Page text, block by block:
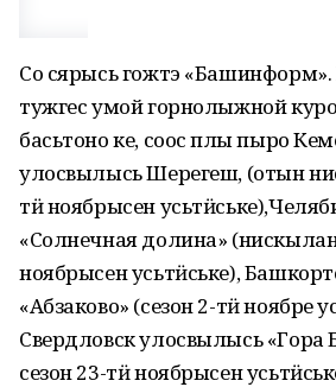
Со сярысь гожтэ «Башинформ».
тужгес умой горнолыжной
басьтоно ке, соос пӧлы пыро
улосвылысь Шерегеш, (отын
тӥ ноябрысен
«Солнечная долина»
ноябрысен усьтӥське),
«Абзаково» (сезон 2-тӥ ноябре
Свердловск улосвылысь «Гора
сезон 23-тӥ ноябрысен